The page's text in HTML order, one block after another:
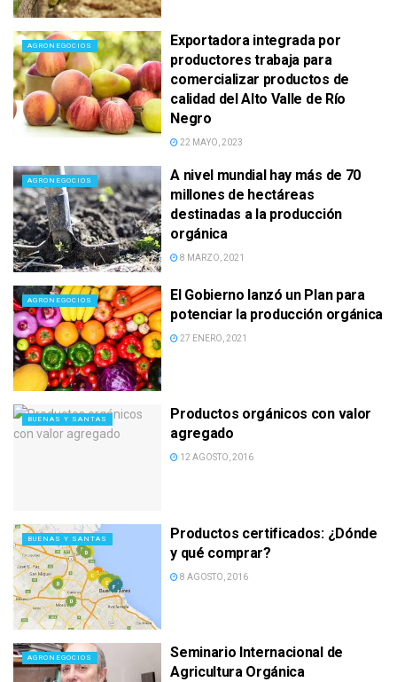
AGRONEGOCIOS
Exportadora integrada por
productores trabaja para
comercializar productos de
calidad del Alto Valle de Río
Negro
22 MAYO, 2023
AGRONEGOCIOS
A nivel mundial hay más de 70
millones de hectáreas
destinadas a la producción
orgánica
8 MARZO, 2021
AGRONEGOCIOS
El Gobierno lanzó un Plan para
potenciar la producción orgánica
27 ENERO, 2021
BUENAS Y SANTAS
Productos orgánicos con valor
agregado
12 AGOSTO, 2016
BUENAS Y SANTAS
Productos certificados: ¿Dónde
y qué comprar?
8 AGOSTO, 2016
AGRONEGOCIOS
Seminario Internacional de
Agricultura Orgánica